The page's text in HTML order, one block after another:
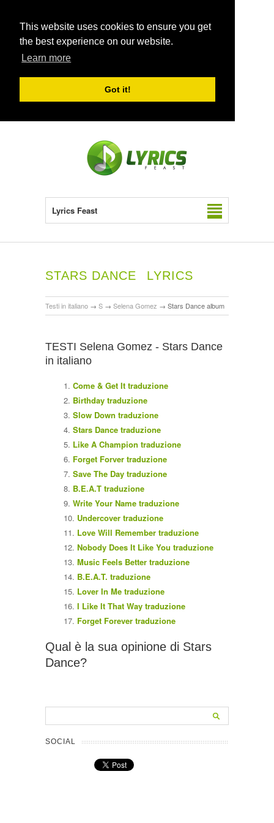
This website uses cookies to ensure you get
the best experience on our website.
Learn more
Got it!
Lyrics Feast
STARS DANCE LYRICS
Testi in italiano → S → Selena Gomez → Stars Dance album
TESTI Selena Gomez - Stars Dance
in italiano
Come & Get It traduzione
Birthday traduzione
Slow Down traduzione
Stars Dance traduzione
Like A Champion traduzione
Forget Forver traduzione
Save The Day traduzione
B.E.A.T traduzione
Write Your Name traduzione
Undercover traduzione
Love Will Remember traduzione
Nobody Does It Like You traduzione
Music Feels Better traduzione
B.E.A.T. traduzione
Lover In Me traduzione
I Like It That Way traduzione
Forget Forever traduzione
Qual è la sua opinione di Stars
Dance?
SOCIAL